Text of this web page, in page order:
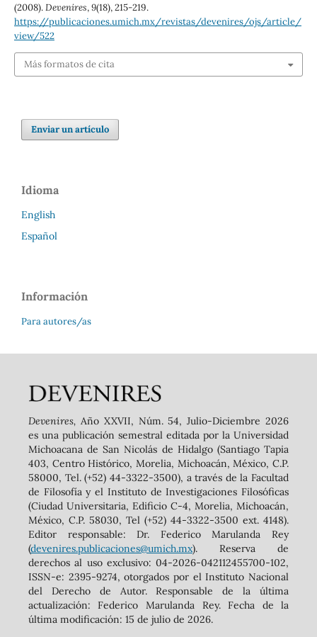
(2008).Devenires,9(18), 215-219.
https://publicaciones.umich.mx/revistas/devenires/ojs/article/
view/522
Más formatos de cita
Enviar un artículo
Idioma
English
Español
Información
Para autores/as
Devenires, Año XXVII, Núm. 54, Julio-Diciembre 2026
es una publicación semestral editada por la Universidad
Michoacana de San Nicolás de Hidalgo (Santiago Tapia
403, Centro Histórico, Morelia, Michoacán, México, C.P.
58000, Tel. (+52) 44-3322-3500), a través de la Facultad
de Filosofía y el Instituto de Investigaciones Filosóficas
(Ciudad Universitaria, Edificio C-4, Morelia, Michoacán,
México, C.P. 58030, Tel (+52) 44-3322-3500 ext. 4148).
‬Editor responsable: Dr. Federico Marulanda Rey
(devenires.publicaciones@umich.mx). Reserva de
derechos al uso exclusivo: 04-2026-042112455700-102,
ISSN-e: 2395-9274, otorgados por el Instituto Nacional
del Derecho de Autor. Responsable de la última
actualización: Federico Marulanda Rey. Fecha de la
última modificación: 15 de julio de 2026.